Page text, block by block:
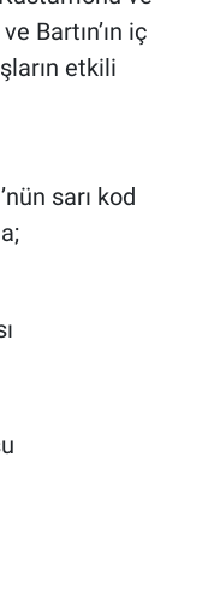
Bartın’ın iç
etkili
sarı kod